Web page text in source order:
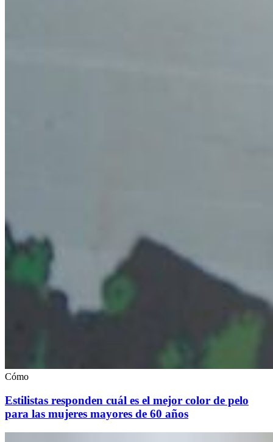
Cómo
Estilistas responden cuál es el mejor color de pelo
para las mujeres mayores de 60 años